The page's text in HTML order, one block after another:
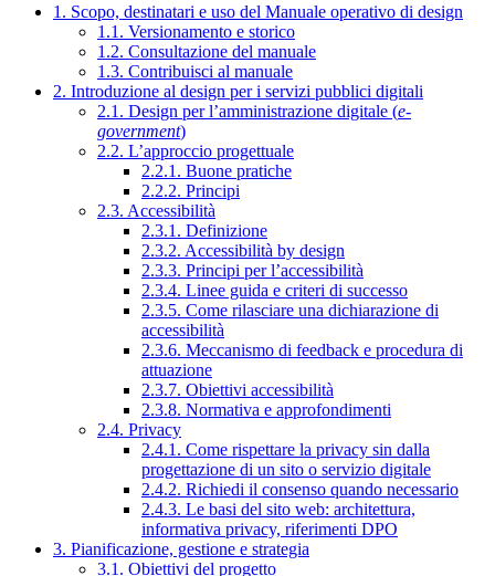
1. Scopo, destinatari e uso del Manuale operativo di design
1.1. Versionamento e storico
1.2. Consultazione del manuale
1.3. Contribuisci al manuale
2. Introduzione al design per i servizi pubblici digitali
2.1. Design per l’amministrazione digitale (e-
government)
2.2. L’approccio progettuale
2.2.1. Buone pratiche
2.2.2. Principi
2.3. Accessibilità
2.3.1. Definizione
2.3.2. Accessibilità by design
2.3.3. Principi per l’accessibilità
2.3.4. Linee guida e criteri di successo
2.3.5. Come rilasciare una dichiarazione di
accessibilità
2.3.6. Meccanismo di feedback e procedura di
attuazione
2.3.7. Obiettivi accessibilità
2.3.8. Normativa e approfondimenti
2.4. Privacy
2.4.1. Come rispettare la privacy sin dalla
progettazione di un sito o servizio digitale
2.4.2. Richiedi il consenso quando necessario
2.4.3. Le basi del sito web: architettura,
informativa privacy, riferimenti DPO
3. Pianificazione, gestione e strategia
3.1. Obiettivi del progetto